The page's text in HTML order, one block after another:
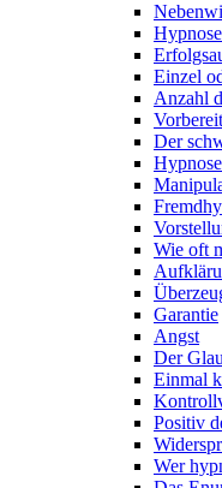
Einzel
Anzahl
Der
Wie oft
Garantie
Angst
Der
Einmal
Positiv
Wer